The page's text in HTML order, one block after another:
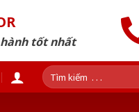
tốt nhất
Tìm
kiếm: